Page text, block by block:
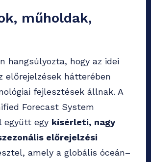
műholdak,
hangsúlyozta, hogy az idei
előrejelzések hátterében
fejlesztések állnak. A
Forecast System
együtt egy kísérleti, nagy
előrejelzési
amely a globális óceán–